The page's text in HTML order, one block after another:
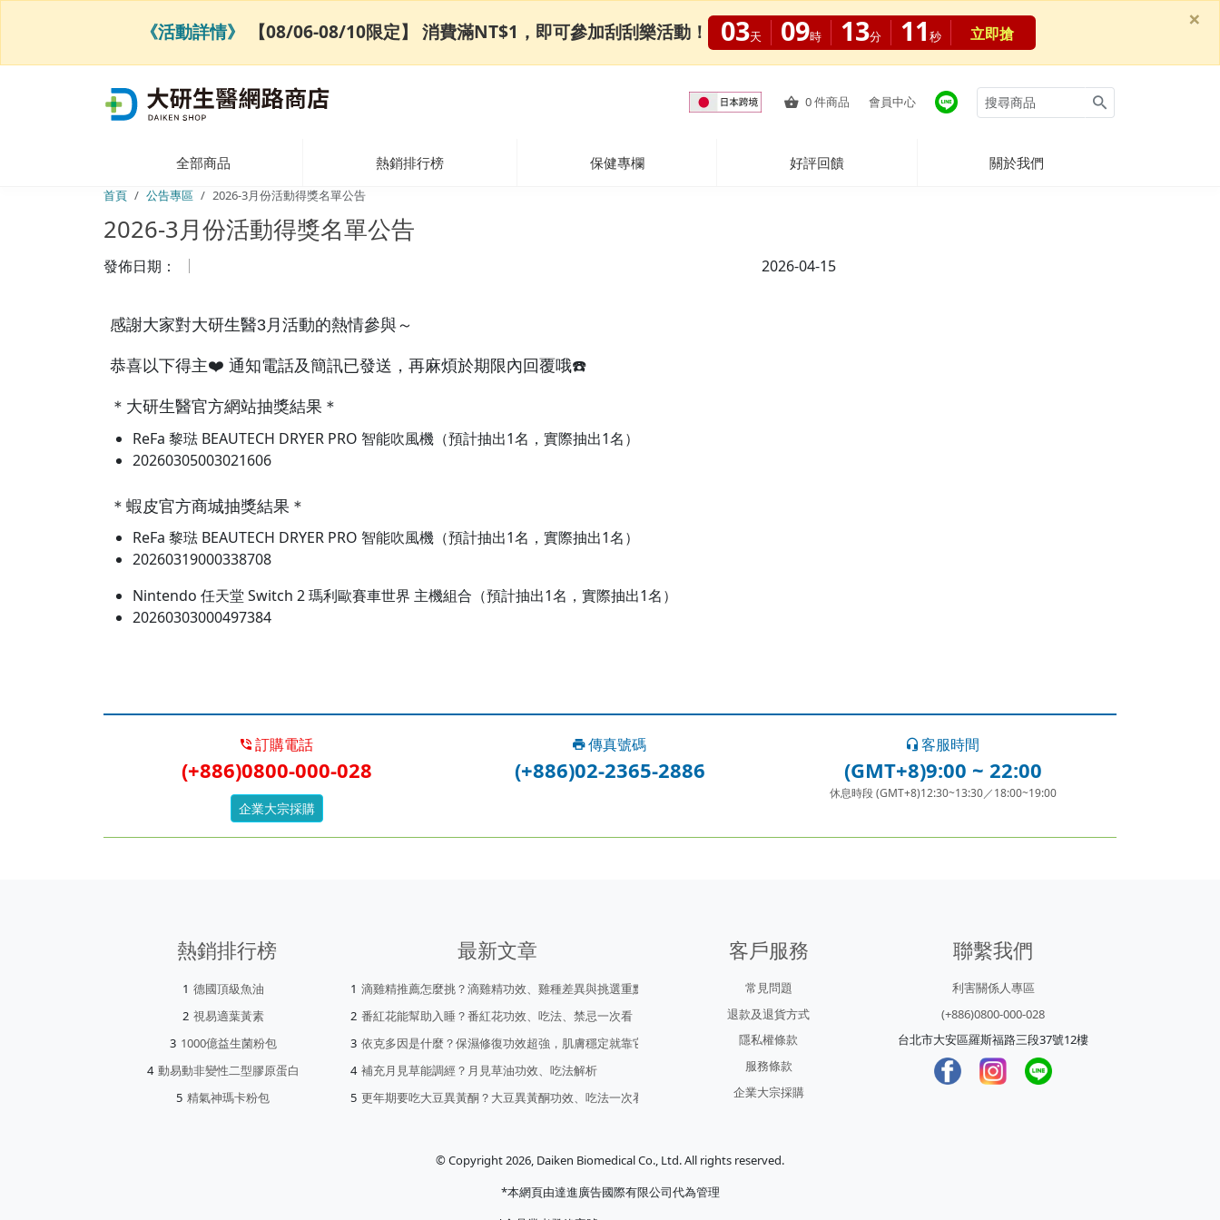
0件商品 會員中心
全部商品 熱銷排行榜 保健專欄 好評回饋 關於我們
首頁 公告專區 2026-3月份活動得獎名單公告
2026-3月份活動得獎名單公告
發佈日期： 2026-04-15
感謝大家對大研生醫3月活動的熱情參與～
恭喜以下得主❤️ 通知電話及簡訊已發送，再麻煩於期限內回覆哦☎️
＊大研生醫官方網站抽獎結果＊
ReFa 黎琺 BEAUTECH DRYER PRO 智能吹風機（預計抽出1名，實際抽出1名）
20260305003021606
＊蝦皮官方商城抽獎結果＊
ReFa 黎琺 BEAUTECH DRYER PRO 智能吹風機（預計抽出1名，實際抽出1名）
20260319000338708
Nintendo 任天堂 Switch 2 瑪利歐賽車世界 主機組合（預計抽出1名，實際抽出1名）
20260303000497384
訂購電話
(+886)0800-000-028
企業大宗採購
傳真號碼
(+886)02-2365-2886
客服時間
(GMT+8)9:00 ~ 22:00
休息時段 (GMT+8)12:30~13:30／18:00~19:00
熱銷排行榜
德國頂級魚油
視易適葉黃素
1000億益生菌粉包
動易動非變性二型膠原蛋白
精氣神瑪卡粉包
最新文章
滴雞精推薦怎麼挑？滴雞精功效、雞種差異與挑選重點
番紅花能幫助入睡？番紅花功效、吃法、禁忌一次看
依克多因是什麼？保濕修復功效超強，肌膚穩定就靠它！
補充月見草能調經？月見草油功效、吃法解析
更年期要吃大豆異黃酮？大豆異黃酮功效、吃法一次看
客戶服務
常見問題
退款及退貨方式
隱私權條款
服務條款
企業大宗採購
聯繫我們
利害關係人專區
(+886)0800-000-028
台北市大安區羅斯福路三段37號12樓
© Copyright 2026, Daiken Biomedical Co., Ltd. All rights reserved.
*本網頁由達進廣告國際有限公司代為管理
《活動詳情》 【08/06-08/10限定】 消費滿NT$1，即可參加刮刮樂活動！ 03天 09時 13分 10 秒 立即搶
×